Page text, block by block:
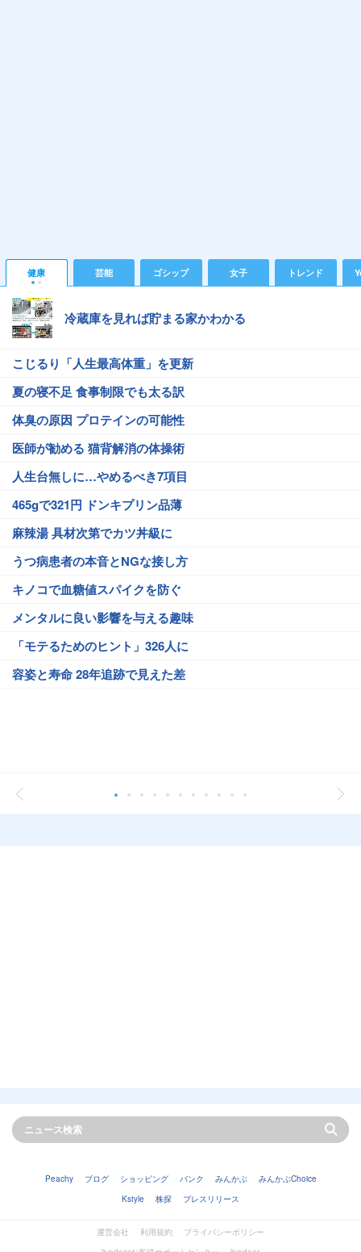
健康 芸能 ゴシップ 女子 トレンド
冷蔵庫を見れば貯まる家かわかる
こじるり「人生最高体重」を更新
夏の寝不足 食事制限でも太る訳
体臭の原因 プロテインの可能性
医師が勧める 猫背解消の体操術
人生台無しに…やめるべき7項目
465gで321円 ドンキプリン品薄
麻辣湯 具材次第でカツ丼級に
うつ病患者の本音とNGな接し方
キノコで血糖値スパイクを防ぐ
メンタルに良い影響を与える趣味
「モテるためのヒント」326人に
容姿と寿命 28年追跡で見えた差
Peachy ブログ ショッピング バンク みんかぶ
みんかぶChoice
Kstyle
株探 プレスリリース
運営会社 利用規約
プライバシーポリシー